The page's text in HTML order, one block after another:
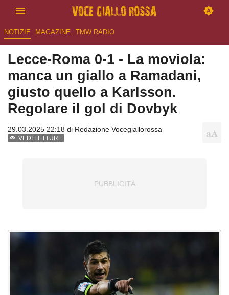
NOTIZIE MAGAZINE TMW RADIO
Lecce-Roma 0-1 - La moviola:
manca un giallo a Ramadani,
giusto quello a Karlsson.
Regolare il gol di Dovbyk
29.03.2025 22:18 di Redazione Vocegiallorossa
VEDI LETTURE